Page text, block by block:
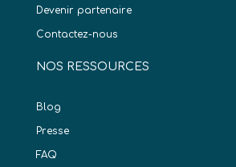
Devenir partenaire
Contactez-nous
NOS RESSOURCES
Blog
Presse
FAQ